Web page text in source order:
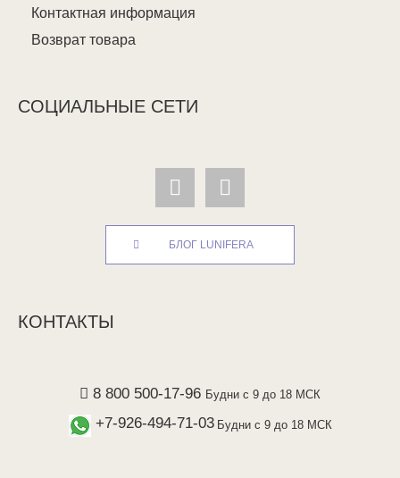
Контактная информация
Возврат товара
СОЦИАЛЬНЫЕ СЕТИ
БЛОГ LUNIFERA
КОНТАКТЫ
8 800 500-17-96 Будни с 9 до 18 МСК
+7-926-494-71-03 Будни с 9 до 18 МСК